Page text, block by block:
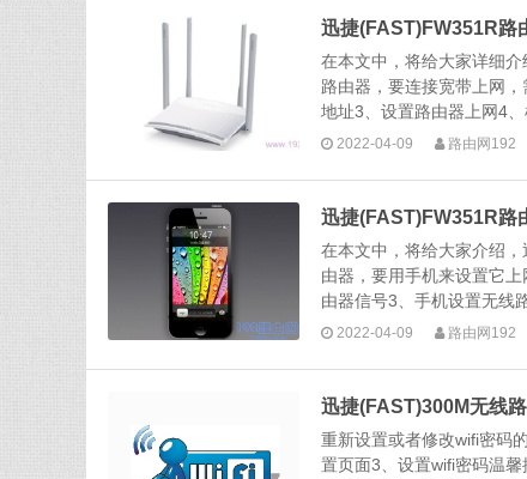
迅捷(FAST)FW351R路
在本文中，将给大家详细
路由器，要连接宽带上网
地址3、设置路由器上网4、
2022-04-09 路由网192
迅捷(FAST)FW351R路
在本文中，将给大家介绍
由器，要用手机来设置它
由器信号3、手机设置无线
2022-04-09 路由网192
迅捷(FAST)300M无线
重新设置或者修改wifi密码
置页面3、设置wifi密码温